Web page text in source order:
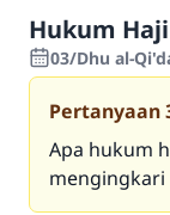
Hukum Haji
03/Dhu al-
Pertanyaan
Apa hukum
mengingkari